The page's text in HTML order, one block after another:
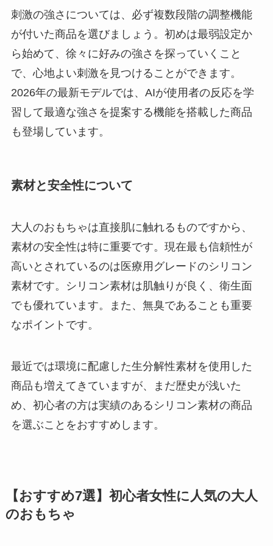
刺激の強さについては、必ず複数段階の調整機能
が付いた商品を選びましょう。初めは最弱設定か
ら始めて、徐々に好みの強さを探っていくこと
で、心地よい刺激を見つけることができます。
2026年の最新モデルでは、AIが使用者の反応を学
習して最適な強さを提案する機能を搭載した商品
も登場しています。
素材と安全性について
大人のおもちゃは直接肌に触れるものですから、
素材の安全性は特に重要です。現在最も信頼性が
高いとされているのは医療用グレードのシリコン
素材です。シリコン素材は肌触りが良く、衛生面
でも優れています。また、無臭であることも重要
なポイントです。
最近では環境に配慮した生分解性素材を使用した
商品も増えてきていますが、まだ歴史が浅いた
め、初心者の方は実績のあるシリコン素材の商品
を選ぶことをおすすめします。
【おすすめ7選】初心者女性に人気の大人
のおもちゃ